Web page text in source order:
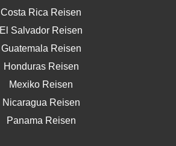
Costa Rica Reisen
El Salvador Reisen
Guatemala Reisen
Honduras Reisen
Mexiko Reisen
Nicaragua Reisen
Panama Reisen